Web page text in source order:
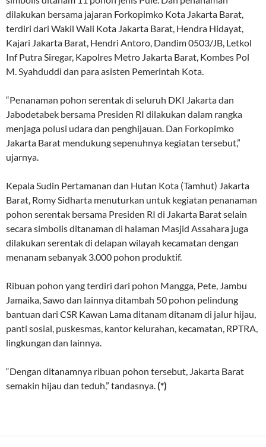
dilakukan bersama jajaran Forkopimko Kota Jakarta Barat,
terdiri dari Wakil Wali Kota Jakarta Barat, Hendra Hidayat,
Kajari Jakarta Barat, Hendri Antoro, Dandim 0503/JB, Letkol
Inf Putra Siregar, Kapolres Metro Jakarta Barat, Kombes Pol
M. Syahduddi dan para asisten Pemerintah Kota.
“Penanaman pohon serentak di seluruh DKI Jakarta dan
Jabodetabek bersama Presiden RI dilakukan dalam rangka
menjaga polusi udara dan penghijauan. Dan Forkopimko
Jakarta Barat mendukung sepenuhnya kegiatan tersebut,”
ujarnya.
Kepala Sudin Pertamanan dan Hutan Kota (Tamhut) Jakarta
Barat, Romy Sidharta menuturkan untuk kegiatan penanaman
pohon serentak bersama Presiden RI di Jakarta Barat selain
secara simbolis ditanaman di halaman Masjid Assahara juga
dilakukan serentak di delapan wilayah kecamatan dengan
menanam sebanyak 3.000 pohon produktif.
Ribuan pohon yang terdiri dari pohon Mangga, Pete, Jambu
Jamaika, Sawo dan lainnya ditambah 50 pohon pelindung
bantuan dari CSR Kawan Lama ditanam ditanam di jalur hijau,
panti sosial, puskesmas, kantor kelurahan, kecamatan, RPTRA,
lingkungan dan lainnya.
“Dengan ditanamnya ribuan pohon tersebut, Jakarta Barat
semakin hijau dan teduh,” tandasnya. (*)